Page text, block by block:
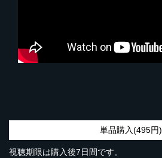
単品購入(495円)
視聴期限は購入後7日間です。